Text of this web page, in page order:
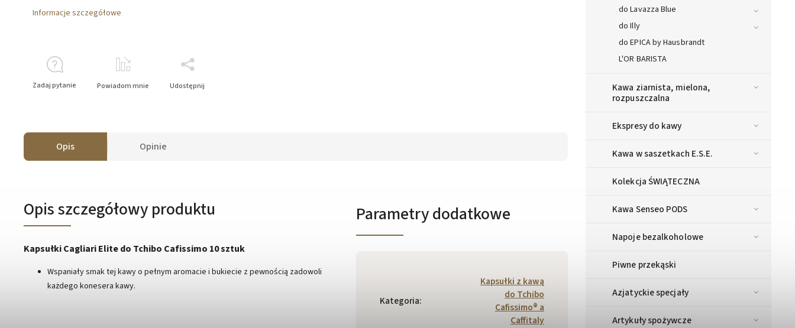
do Lavazza Blue
do Illy
do EPICA by Hausbrandt
L'OR BARISTA
Kawa ziarnista, mielona,
rozpuszczalna
Ekspresy do kawy
Kawa w saszetkach E.S.E.
Kolekcja ŚWIĄTECZNA
Kawa Senseo PODS
Napoje bezalkoholowe
Piwne przekąski
Azjatyckie specjały
Artykuły spożywcze
Informacje szczegółowe
Zadaj pytanie Powiadom mnie Udostępnij
Opis Opinie
Opis szczegółowy produktu
Kapsułki Cagliari Elite do Tchibo Cafissimo 10 sztuk
Wspaniały smak tej kawy o pełnym aromacie i bukiecie z pewnością zadowoli
każdego konesera kawy.
Parametry dodatkowe
Kategoria:
Kapsułki z kawą
do Tchibo
Cafissimo® a
Caffitaly